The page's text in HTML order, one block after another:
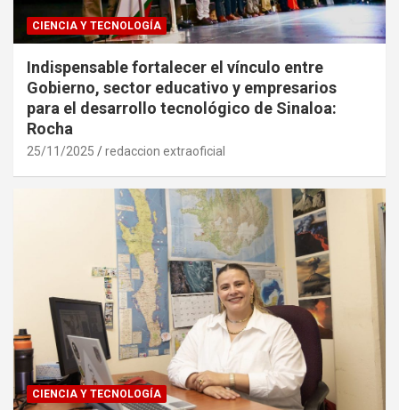
CIENCIA Y TECNOLOGÍA
Indispensable fortalecer el vínculo entre
Gobierno, sector educativo y empresarios
para el desarrollo tecnológico de Sinaloa:
Rocha
25/11/2025 redaccion extraoficial
CIENCIA Y TECNOLOGÍA